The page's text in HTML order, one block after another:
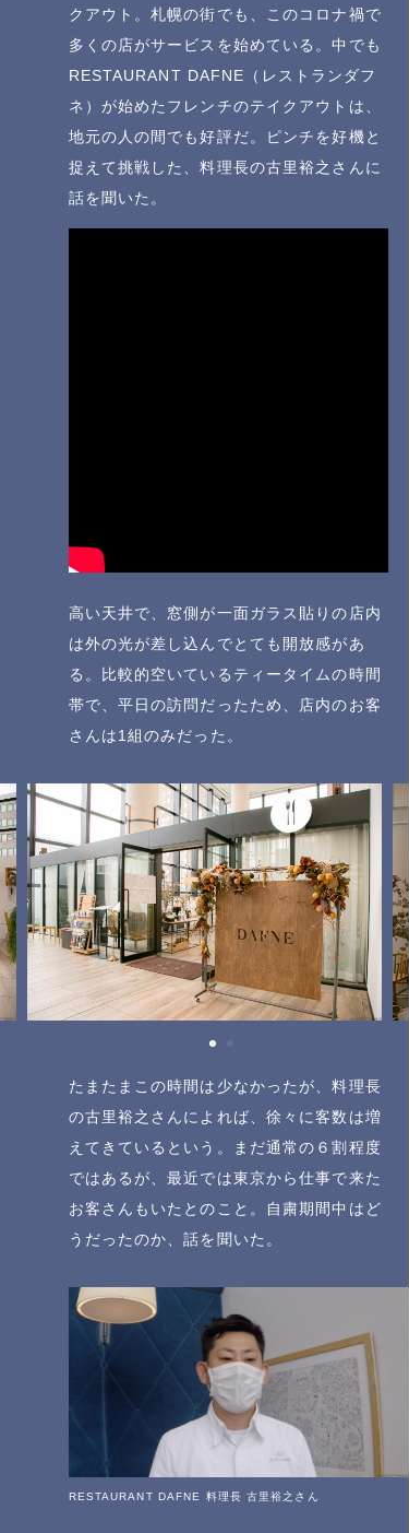
クアウト。札幌の街でも、このコロナ禍で
多くの店がサービスを始めている。中でも
RESTAURANT DAFNE（レストランダフ
ネ）が始めたフレンチのテイクアウトは、
地元の人の間でも好評だ。ピンチを好機と
捉えて挑戦した、料理長の古里裕之さんに
話を聞いた。
高い天井で、窓側が一面ガラス貼りの店内
は外の光が差し込んでとても開放感があ
る。比較的空いているティータイムの時間
帯で、平日の訪問だったため、店内のお客
さんは1組のみだった。
たまたまこの時間は少なかったが、料理長
の古里裕之さんによれば、徐々に客数は増
えてきているという。まだ通常の６割程度
ではあるが、最近では東京から仕事で来た
お客さんもいたとのこと。自粛期間中はど
うだったのか、話を聞いた。
RESTAURANT DAFNE 料理長 古里裕之さん